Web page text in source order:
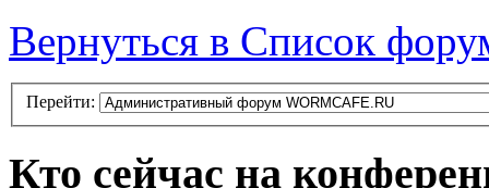
Вернуться в Список
Перейти:
Кто сейчас на